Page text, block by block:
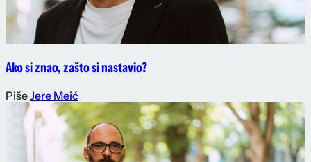
Ako si znao, zašto si nastavio?
PišeJere Meić